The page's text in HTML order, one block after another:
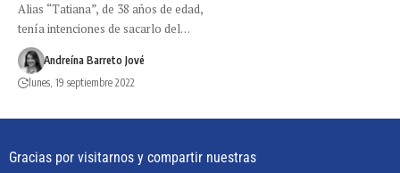
Alias “Tatiana”, de 38 años de edad,
tenía intenciones de sacarlo del…
Andreína Barreto Jové
lunes, 19 septiembre 2022
Gracias por visitarnos y compartir nuestras